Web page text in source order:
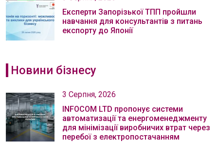
Експерти Запорізької ТПП пройшли
навчання для консультантів з питань
експорту до Японії
Новини бізнесу
3 Серпня, 2026
INFOCOM LTD пропонує системи
автоматизації та енергоменеджменту
для мінімізації виробничих втрат через
перебої з електропостачанням